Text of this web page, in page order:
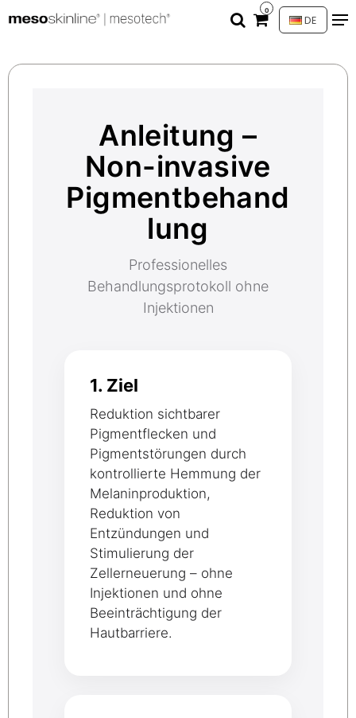
0
DE
Anleitung –
Non-invasive
Pigmentbehand
lung
Professionelles
Behandlungsprotokoll ohne
Injektionen
1. Ziel
Reduktion sichtbarer
Pigmentflecken und
Pigmentstörungen durch
kontrollierte Hemmung der
Melaninproduktion,
Reduktion von
Entzündungen und
Stimulierung der
Zellerneuerung – ohne
Injektionen und ohne
Beeinträchtigung der
Hautbarriere.